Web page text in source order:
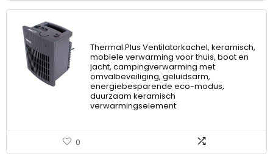
Thermal Plus Ventilatorkachel, keramisch,
mobiele verwarming voor thuis, boot en
jacht, campingverwarming met
omvalbeveiliging, geluidsarm,
energiebesparende eco-modus,
duurzaam keramisch
verwarmingselement
0